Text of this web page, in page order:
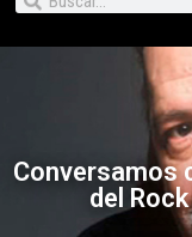
Conversamos
del